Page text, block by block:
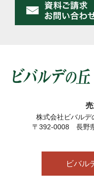
株式会社ビバル
〒392-0008 長野
ビバル